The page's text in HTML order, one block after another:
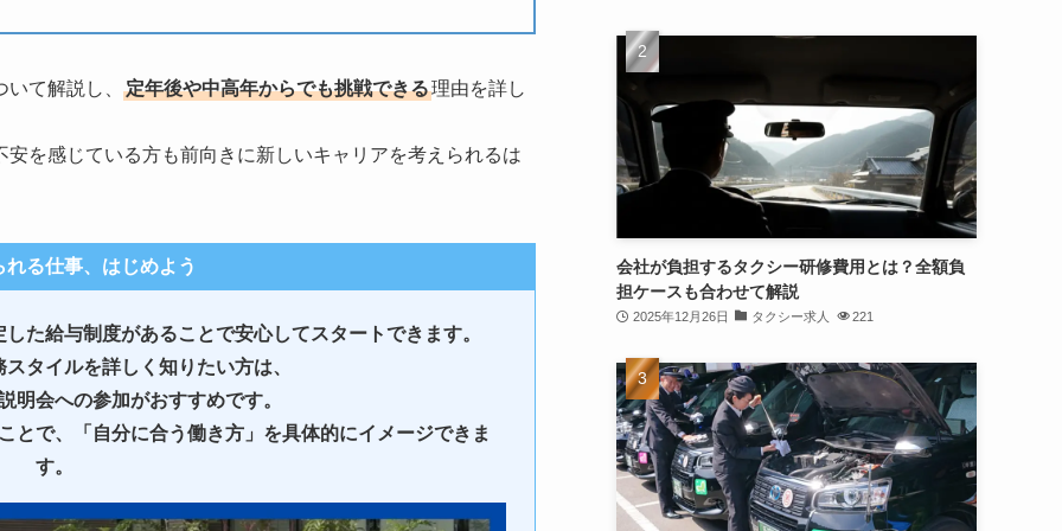
て解説し、 定年後や中高年からでも挑戦できる理由を詳し
を感じている方も前向きに新しいキャリアを考えられるは
れる仕事、はじめよう
た給与制度があることで安心してスタートできます。
タイルを詳しく知りたい方は、
明会への参加がおすすめです。
とで、
「自分に合う働き方」を具体的にイメージできま
す。
会社が負担するタクシー研修費用とは？全額負
担ケースも合わせて解説
2025年12月26日 タクシー求人 221